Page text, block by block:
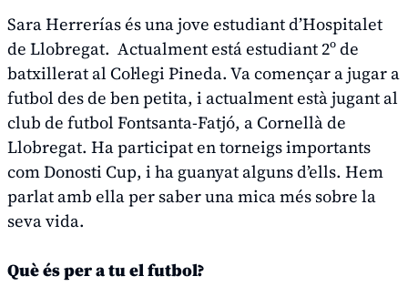
Sara Herrerías és una jove estudiant d’Hospitalet
de Llobregat. Actualment está estudiant 2º de
batxillerat al Col·legi Pineda. Va començar a jugar a
futbol des de ben petita, i actualment està jugant al
club de futbol Fontsanta-Fatjó, a Cornellà de
Llobregat. Ha participat en torneigs importants
com Donosti Cup, i ha guanyat alguns d’ells. Hem
parlat amb ella per saber una mica més sobre la
seva vida.
Què és per a tu el futbol?